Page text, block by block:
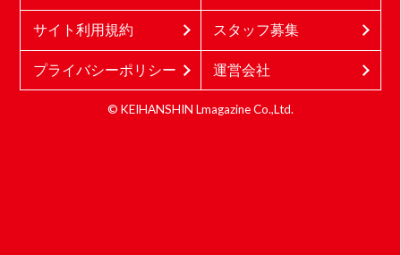
サイト利用規約 スタッフ募集
プライバシーポリシー 運営会社
© KEIHANSHIN Lmagazine Co.,Ltd.